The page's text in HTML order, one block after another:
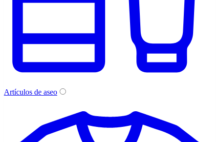
Artículos de aseo